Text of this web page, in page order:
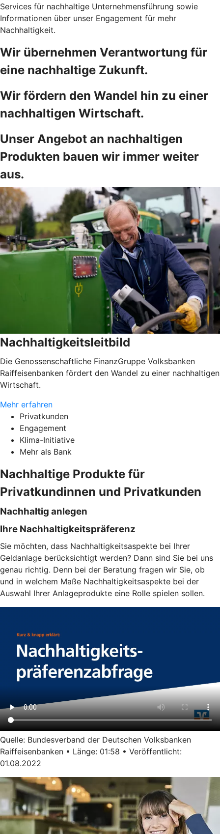
Services für nachhaltige Unternehmensführung sowie
Informationen über unser Engagement für mehr
Nachhaltigkeit.
Wir übernehmen Verantwortung für
eine nachhaltige Zukunft.
Wir fördern den Wandel hin zu einer
nachhaltigen Wirtschaft.
Unser Angebot an nachhaltigen
Produkten bauen wir immer weiter
aus.
Nachhaltigkeitsleitbild
Die Genossenschaftliche FinanzGruppe Volksbanken
Raiffeisenbanken fördert den Wandel zu einer nachhaltigen
Wirtschaft.
Mehr erfahren
Privatkunden
Engagement
Klima-Initiative
Mehr als Bank
Nachhaltige Produkte für
Privatkundinnen und Privatkunden
Nachhaltig anlegen
Ihre Nachhaltigkeitspräferenz
Sie möchten, dass Nachhaltigkeitsaspekte bei Ihrer
Geldanlage berücksichtigt werden? Dann sind Sie bei uns
genau richtig. Denn bei der Beratung fragen wir Sie, ob
und in welchem Maße Nachhaltigkeitsaspekte bei der
Auswahl Ihrer Anlageprodukte eine Rolle spielen sollen.
Quelle: Bundesverband der Deutschen Volksbanken
Raiffeisenbanken • Länge: 01:58 • Veröffentlicht:
01.08.2022